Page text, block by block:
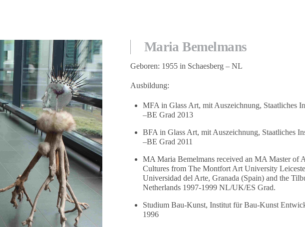
Maria Bemelmans
Geboren: 1955 in Schaesberg – NL
Ausbildung:
MFA in Glass Art, mit Auszeichnung, Staatliches
–BE Grad 2013
BFA in Glass Art, mit Auszeichnung, Staatliches
–BE Grad 2011
MA Maria Bemelmans received an MA Master of
Cultures from The Montfort Art University
Universidad del Arte, Granada (Spain) and the
Netherlands 1997-1999 NL/UK/ES Grad.
Studium Bau-Kunst, Institut für Bau-Kunst
1996